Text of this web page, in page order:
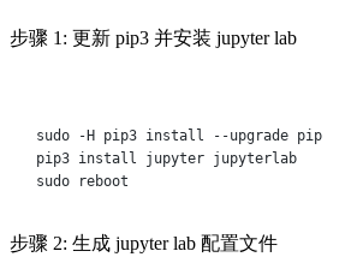
步骤 1: 更新 pip3 并安装 jupyter lab
sudo -H pip3 install --upgrade
pip
pip3
install jupyter
jupyterlab
sudo
reboot
步骤 2: 生成 jupyter lab 配置文件